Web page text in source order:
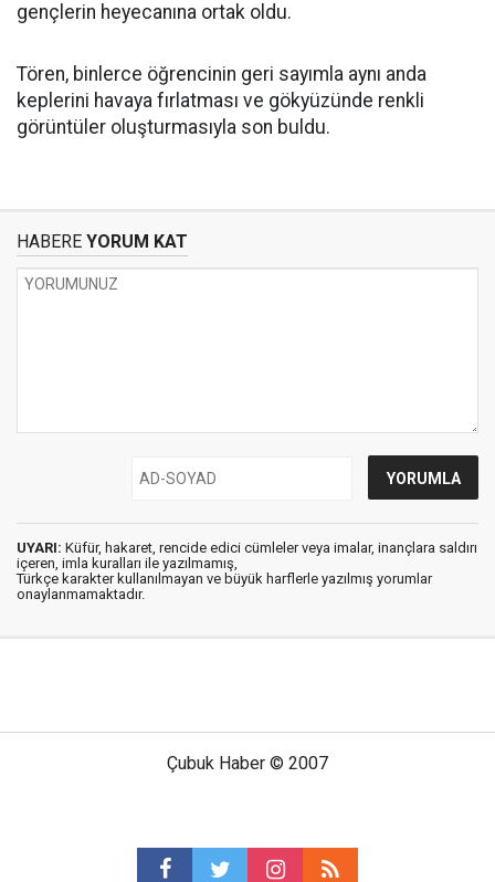
gençlerin heyecanına ortak oldu.
Tören, binlerce öğrencinin geri sayımla aynı anda
keplerini havaya fırlatması ve gökyüzünde renkli
görüntüler oluşturmasıyla son buldu.
HABERE YORUM KAT
UYARI: Küfür, hakaret, rencide edici cümleler veya imalar, inançlara saldırı
içeren, imla kuralları ile yazılmamış,
Türkçe karakter kullanılmayan ve büyük harflerle yazılmış yorumlar
onaylanmamaktadır.
Çubuk Haber © 2007